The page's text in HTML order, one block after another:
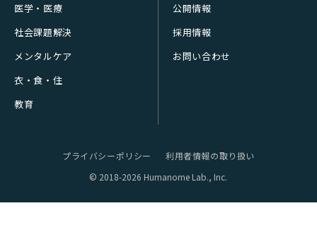
医学・医療
社会課題解決
メンタルケア
衣・食・住
教育
公開情報
採用情報
お問い合わせ
プライバシーポリシー
利用者情報の取り扱い
© 2018-2026 Humanome Lab., Inc.